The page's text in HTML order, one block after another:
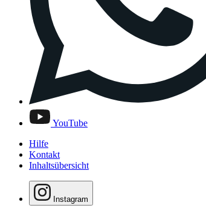
YouTube
Hilfe
Kontakt
Inhaltsübersicht
Instagram